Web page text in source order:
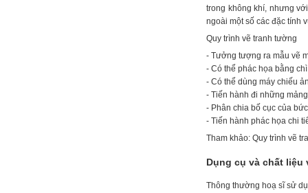
trong không khí, nhưng
ngoài một số các đặc tính
Quy trình vẽ tranh tường
- Tưởng tượng ra mẫu vẽ
- Có thể phác họa bằng
- Có thể dùng máy chiếu
- Tiến hành đi những
- Phân chia bố cục của
- Tiến hành phác họa chi
Tham khảo: Quy trình vẽ
Dụng cụ và chất
Thông thường hoạ sĩ sử